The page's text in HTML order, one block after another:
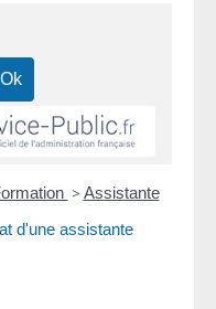
> Assistante
d'une assistante